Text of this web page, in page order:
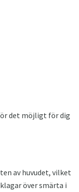
det möjligt för dig
av huvudet, vilket
över smärta i